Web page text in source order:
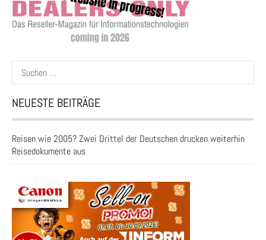
Suchen
nach:
NEUESTE BEITRÄGE
Reisen wie 2005? Zwei Drittel der Deutschen drucken weiterhin
Reisedokumente aus